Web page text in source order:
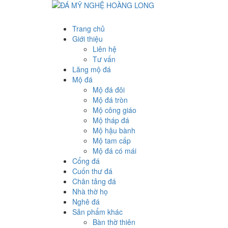
Trang chủ
Giới thiệu
Liên hệ
Tư vấn
Lăng mộ đá
Mộ đá
Mộ đá đôi
Mộ đá tròn
Mộ công giáo
Mộ tháp đá
Mộ hậu bành
Mộ tam cấp
Mộ đá có mái
Cổng đá
Cuốn thư đá
Chân tảng đá
Nhà thờ họ
Nghê đá
Sản phẩm khác
Bàn thờ thiên